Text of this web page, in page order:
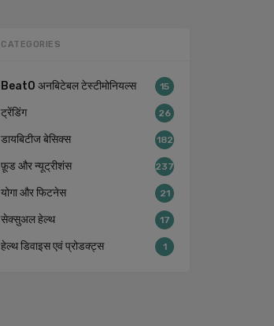
CATEGORIES
BeatO अनबिटेबल टेस्टीमोनियल्स 15
ट्रेंडिंग 26
डायबिटीज बेसिक्स 182
फ़ूड और न्यूट्रीशंस 237
योगा और फिटनेस 21
सेक्सुअल हेल्थ 17
हेल्थ डिवाइस एवं प्रोडक्ट्स 1